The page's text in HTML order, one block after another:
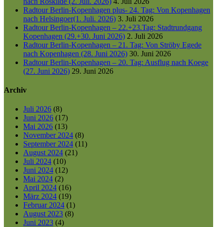
Radtour Berlin-Kopenhagen plus- 24. Tag: Von Kopenhagen
nach Helsingoer(1. Juli. 2026) 3. Juli 2026
Radtour Berlin-Kopenhagen – 22.+23.Tag: Stadtrundgang
Kopenhagen (29.+30. Juni 2026) 2. Juli 2026
Radtour Berlin-Kopenhagen – 21. Tag: Von Ströby Egede
nach Kopenhagen (28. Juni 2026) 30. Juni 2026
Radtour Berlin-Kopenhagen – 20. Tag: Ausflug nach Koege
(27. Juni 2026) 29. Juni 2026
Archiv
Juli 2026 (8)
Juni 2026 (17)
Mai 2026 (13)
November 2024 (8)
September 2024 (11)
August 2024 (21)
Juli 2024 (10)
Juni 2024 (12)
Mai 2024 (2)
April 2024 (16)
März 2024 (19)
Februar 2024 (1)
August 2023 (8)
Juni 2023 (4)